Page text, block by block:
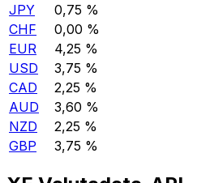
JPY
0,75 %
CHF
0,00 %
EUR
4,25 %
USD
3,75 %
CAD
2,25 %
AUD
3,60 %
NZD
2,25 %
GBP
3,75 %